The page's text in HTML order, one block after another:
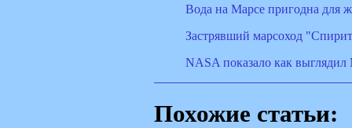
Вода на Марсе пригодна для
Застрявший марсоход
NASA показало как
Похожие статьи: